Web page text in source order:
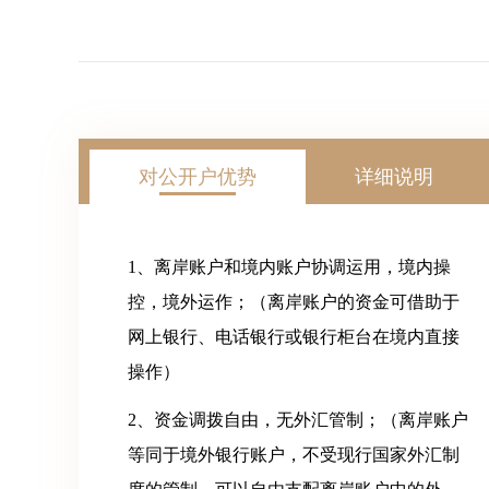
对公开户优势 详细说明
1、离岸账户和境内账户协调运用，境内操
控，境外运作；（离岸账户的资金可借助于
网上银行、电话银行或银行柜台在境内直接
操作）
2、资金调拨自由，无外汇管制；（离岸账户
等同于境外银行账户，不受现行国家外汇制